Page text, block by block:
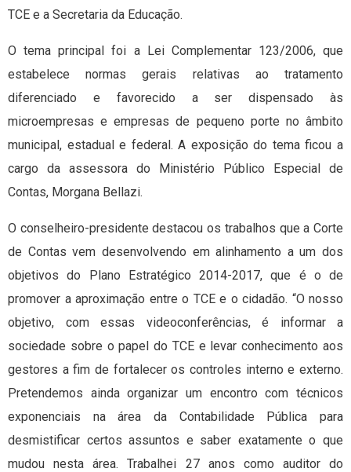
TCE e a Secretaria da Educação.
O tema principal foi a Lei Complementar 123/2006, que
estabelece normas gerais relativas ao tratamento
diferenciado e favorecido a ser dispensado às
microempresas e empresas de pequeno porte no âmbito
municipal, estadual e federal. A exposição do tema ficou a
cargo da assessora do Ministério Público Especial de
Contas, Morgana Bellazi.
O conselheiro-presidente destacou os trabalhos que a Corte
de Contas vem desenvolvendo em alinhamento a um dos
objetivos do Plano Estratégico 2014-2017, que é o de
promover a aproximação entre o TCE e o cidadão. “O nosso
objetivo, com essas videoconferências, é informar a
sociedade sobre o papel do TCE e levar conhecimento aos
gestores a fim de fortalecer os controles interno e externo.
Pretendemos ainda organizar um encontro com técnicos
exponenciais na área da Contabilidade Pública para
desmistificar certos assuntos e saber exatamente o que
mudou nesta área. Trabalhei 27 anos como auditor do